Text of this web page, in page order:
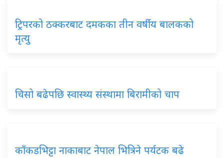
ट्रिपरको ठक्करबाट दमकका तीन वर्षीय बालकको
मृत्यु
चिसो बढेपछि स्वास्थ्य संस्थामा बिरामीको चाप
काँकडभिट्टा नाकाबाट नेपाल भित्रिने पर्यटक बढे